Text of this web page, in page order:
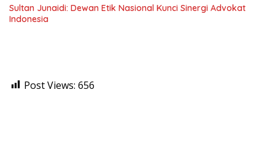
Sultan Junaidi: Dewan Etik Nasional Kunci Sinergi Advokat
Indonesia
Post Views: 656